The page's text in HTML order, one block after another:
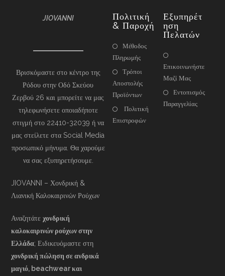
JIOVANNI
Βρισκόμαστε στο κέντρο της
Ρόδου στην Οδό Σκεύου
Ζερβού 26 και μπορείτε να μας
τηλεφωνήσετε οποιαδήποτε
στιγμή στο 22410-32039 ή να
μας στείλετε στα Social Media
προσωπικό μήνυμα. Θα χαρούμε
να σας εξυπηρετήσουμε.
JIOVANNI – Χονδρική &
Λιανική Καλοκαιρινών Ρούχων
Αναζητάτεχονδρική
καλοκαιρινών ρούχων στην
Ελλάδα; Ειδικευόμαστε στη
χονδρική πώληση σε ανδρικά
μαγιό, beachwear και
Πολιτική
& Παροχή
Μέθοδος
Πληρωμής
Τρόποι
Αποστολής
Προϊόντων
Πολιτική
Επιστροφών
Εξυπηρέτ
Ηση
Πελατών
Επικοινωνήστε
Μαζί Μας
Εντοπισμός
Παραγγελίας